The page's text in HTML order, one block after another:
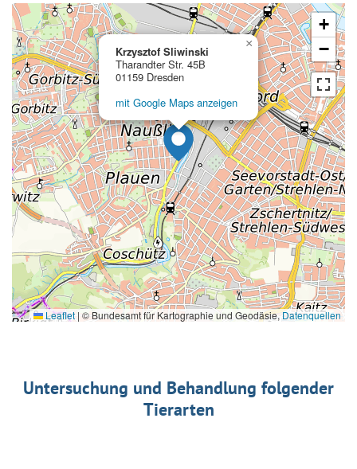
Krzysztof Sliwinski
Tharandter Str. 45B
01159 Dresden
mit Google Maps anzeigen
×
+
−
Leaflet | © Bundesamt für Kartographie und Geodäsie,Datenquellen
Untersuchung und Behandlung folgender
Tierarten